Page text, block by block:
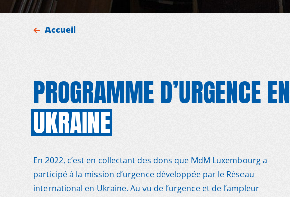
Accueil
PROGRAMME D’URGENCE EN
UKRAINE
En 2022, c’est en collectant des dons que MdM Luxembourg a
participé à la mission d’urgence développée par le Réseau
international en Ukraine. Au vu de l’urgence et de l’ampleur